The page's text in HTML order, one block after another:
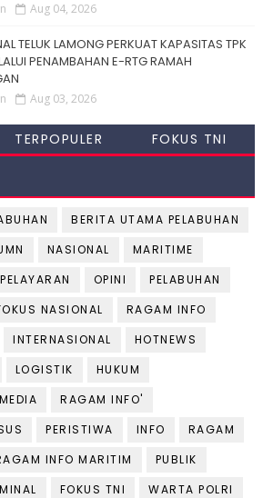
Aug 04, 2026
TELUK LAMONG PERKUAT KAPASITAS TPK
PENAMBAHAN E-RTG RAMAH
Aug 03, 2026
TERPOPULER FOKUS TNI
BERITA UTAMA PELABUHAN
NASIONAL
MARITIME
PELAYARAN OPINI
PELABUHAN
NASIONAL
RAGAM INFO
INTERNASIONAL
HOTNEWS
LOGISTIK
HUKUM
MEDIA
RAGAM INFO'
PERISTIWA INFO
RAGAM
INFO MARITIM
PUBLIK
FOKUS TNI
WARTA POLRI